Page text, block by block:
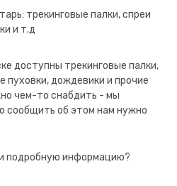
трекинговые палки, спреи
и т.д
доступны трекинговые палки,
пуховки, дождевики и прочие
чем-то снабдить - мы
сообщить об этом нам нужно
подробную информацию?